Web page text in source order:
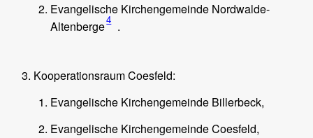
Evangelische Kirchengemeinde Nordwalde-
Altenberge4 .
Kooperationsraum Coesfeld:
Evangelische Kirchengemeinde Billerbeck,
Evangelische Kirchengemeinde Coesfeld,